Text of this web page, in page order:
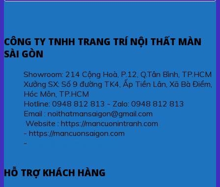
CÔNG TY TNHH TRANG TRÍ NỘI THẤT MÀN
SÀI GÒN
Showroom: 214 Cộng Hoà, P.12, Q.Tân Bình, TP.HCM
Xưởng SX: Số 9 đường TK4, Ấp Tiền Lân, Xã Bà Điểm,
Hóc Môn, TP.HCM
Hotline: 0948 812 813 - Zalo: 0948 812 813
Email : noithatmansaigon@gmail.com
Website : https://mancuonintranh.com
- https://mancuonsaigon.com
-
HỖ TRỢ KHÁCH HÀNG